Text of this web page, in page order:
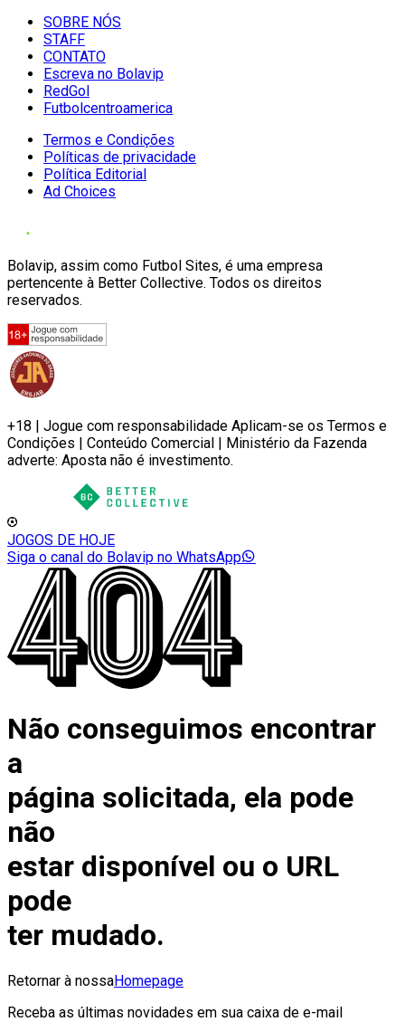
SOBRE NÓS
STAFF
CONTATO
Escreva no Bolavip
RedGol
Futbolcentroamerica
Termos e Condições
Políticas de privacidade
Política Editorial
Ad Choices
Bolavip, assim como Futbol Sites, é uma empresa
pertencente à Better Collective. Todos os direitos
reservados.
+18 | Jogue com responsabilidade Aplicam-se os Termos e
Condições | Conteúdo Comercial | Ministério da Fazenda
adverte: Aposta não é investimento.
JOGOS DE HOJE
Siga o canal do Bolavip no WhatsApp
Não conseguimos encontrar
a
página solicitada, ela pode
não
estar disponível ou o URL
pode
ter mudado.
Retornar à nossaHomepage
Receba as últimas novidades em sua caixa de e-mail